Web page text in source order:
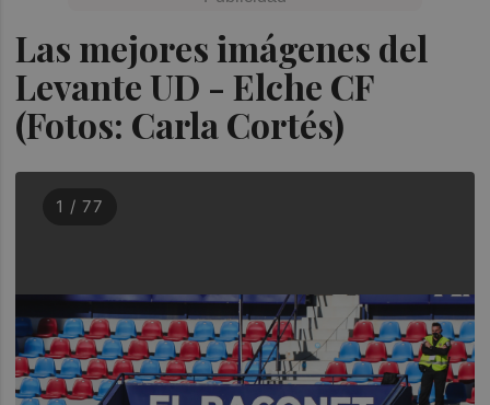
Las mejores imágenes del
Levante UD - Elche CF
(Fotos: Carla Cortés)
1 / 77